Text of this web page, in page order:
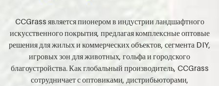
CCGrass является пионером в индустрии ландшафтного
искусственного покрытия, предлагая комплексные оптовые
решения для жилых и коммерческих объектов, сегмента DIY,
игровых зон для животных, гольфа и городского
благоустройства. Как глобальный производитель, CCGrass
сотрудничает с оптовиками, дистрибьюторами,